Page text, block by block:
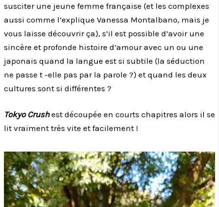
susciter une jeune femme française (et les complexes
aussi comme l’explique Vanessa Montalbano, mais je
vous laisse découvrir ça), s’il est possible d’avoir une
sincère et profonde histoire d’amour avec un ou une
japonais quand la langue est si subtile (la séduction
ne passe t -elle pas par la parole ?) et quand les deux
cultures sont si différentes ?
Tokyo Crushest découpée en courts chapitres alors il se
lit vraiment très vite et facilement !